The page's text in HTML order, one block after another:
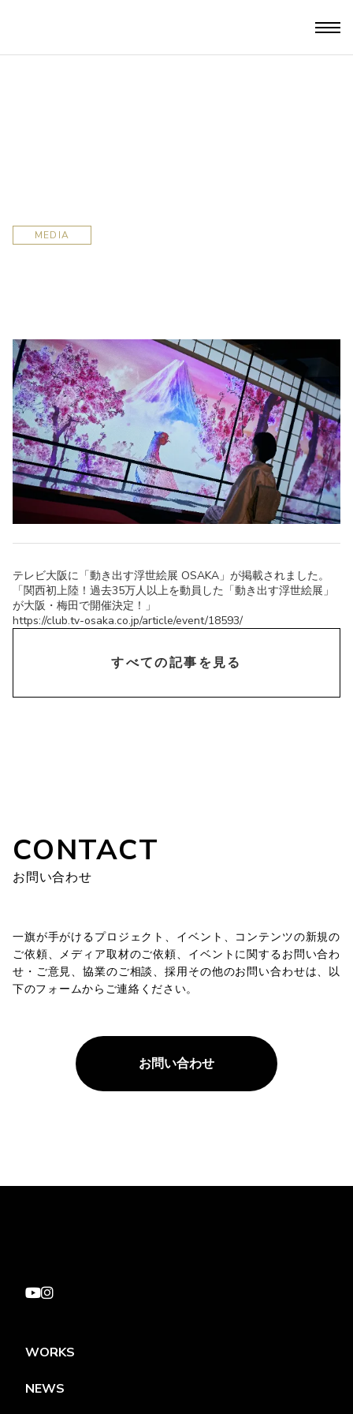
MEDIA
テレビ大阪に「動き出す浮世絵展 OSAKA」が掲載されました。
「関西初上陸！過去35万人以上を動員した「動き出す浮世絵展」
が大阪・梅田で開催決定！」
https://club.tv-osaka.co.jp/article/event/18593/
すべての記事を見る
CONTACT
お問い合わせ
一旗が手がけるプロジェクト、イベント、コンテンツの新規の
ご依頼、メディア取材のご依頼、イベントに関するお問い合わ
せ・ご意見、協業のご相談、採用その他のお問い合わせは、以
下のフォームからご連絡ください。
お問い合わせ
WORKS
NEWS